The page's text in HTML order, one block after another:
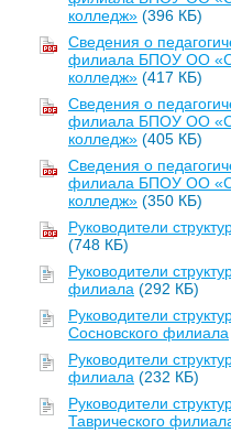
колледж» (396 КБ)
Сведения о
филиала БПОУ ОО
колледж» (417 КБ)
Сведения о
филиала БПОУ ОО
колледж» (405 КБ)
Сведения о
филиала БПОУ ОО
колледж» (350 КБ)
Руководители
(748 КБ)
Руководители
филиала (292 КБ)
Руководители
Сосновского филиала
Руководители
филиала (232 КБ)
Руководители
Таврического